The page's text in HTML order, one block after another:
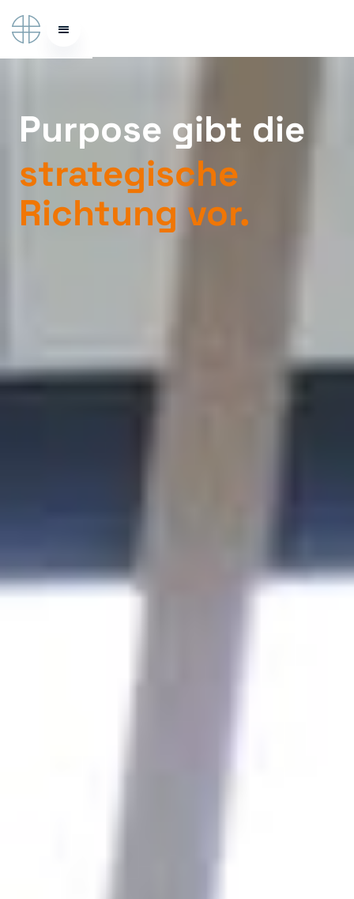
Purpose gibt die
strategische
Richtung vor.